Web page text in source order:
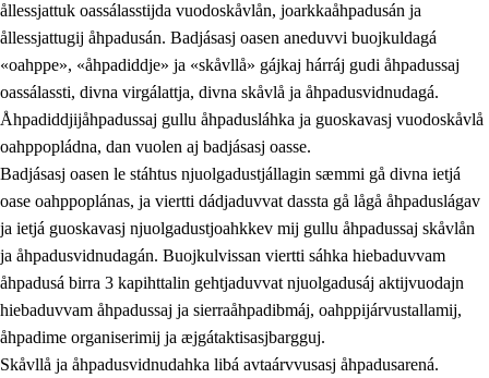
ållessjattuk oassálasstijda vuodoskåvlån, joarkkaåhpadusán ja
ållessjattugij åhpadusán. Badjásasj oasen aneduvvi buojkuldagá
«oahppe», «åhpadiddje» ja «skåvllå» gájkaj hárráj gudi åhpadussaj
oassálassti, divna virgálattja, divna skåvlå ja åhpadusvidnudagá.
Åhpadiddjijåhpadussaj gullu åhpadusláhka ja guoskavasj vuodoskåvlå
oahppopládna, dan vuolen aj badjásasj oasse.
Badjásasj oasen le stáhtus njuolgadustjállagin sæmmi gå divna ietjá
oase oahppoplánas, ja viertti dádjaduvvat dassta gå lågå åhpaduslágav
ja ietjá guoskavasj njuolgadustjoahkkev mij gullu åhpadussaj skåvlån
ja åhpadusvidnudagán. Buojkulvissan viertti sáhka hiebaduvvam
åhpadusá birra 3 kapihttalin gehtjaduvvat njuolgadusáj aktijvuodajn
hiebaduvvam åhpadussaj ja sierraåhpadibmáj, oahppijárvustallamij,
åhpadime organiserimij ja æjgátaktisasjbargguj.
Skåvllå ja åhpadusvidnudahka libá avtaárvvusasj åhpadusarená.